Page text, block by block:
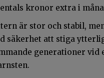
kronor extra i
är stor och stabil,
säkerhet att stiga
generationer vid